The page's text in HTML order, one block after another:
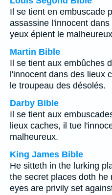
Il se tient en embuscade
assassine l'innocent
yeux épient le
Martin Bible
Il se tient aux embûches
l'innocent dans des lieux
le troupeau des désolés.
Darby Bible
Il se tient aux
lieux caches, il tue
malheureux.
King James Bible
He sitteth in the lurking
the secret places doth he
eyes are privily set